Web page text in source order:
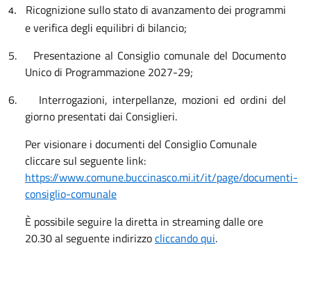
4.
Ricognizione sullo stato di avanzamento dei programmi
e verifica degli equilibri di bilancio;
5.
Presentazione al Consiglio comunale del Documento
Unico di Programmazione 2027-29;
6.
Interrogazioni, interpellanze, mozioni ed ordini del
giorno presentati dai Consiglieri.
Per visionare i documenti del Consiglio Comunale
cliccare sul seguente link:
https://www.comune.buccinasco.mi.it/it/page/documenti-
consiglio-comunale
È possibile seguire la diretta in streaming dalle ore
20.30 al seguente indirizzocliccando qui.